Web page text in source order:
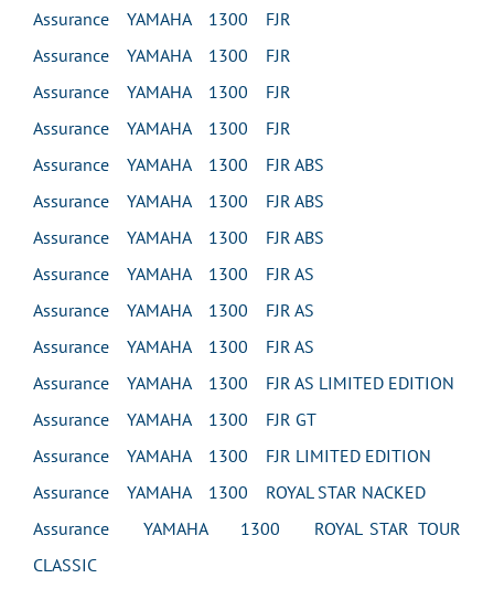
Assurance YAMAHA 1300 FJR
Assurance YAMAHA 1300 FJR
Assurance YAMAHA 1300 FJR
Assurance YAMAHA 1300 FJR
Assurance YAMAHA 1300 FJR ABS
Assurance YAMAHA 1300 FJR ABS
Assurance YAMAHA 1300 FJR ABS
Assurance YAMAHA 1300 FJR AS
Assurance YAMAHA 1300 FJR AS
Assurance YAMAHA 1300 FJR AS
Assurance YAMAHA 1300 FJR AS LIMITED EDITION
Assurance YAMAHA 1300 FJR GT
Assurance YAMAHA 1300 FJR LIMITED EDITION
Assurance YAMAHA 1300 ROYAL STAR NACKED
Assurance YAMAHA 1300 ROYAL STAR TOUR
CLASSIC